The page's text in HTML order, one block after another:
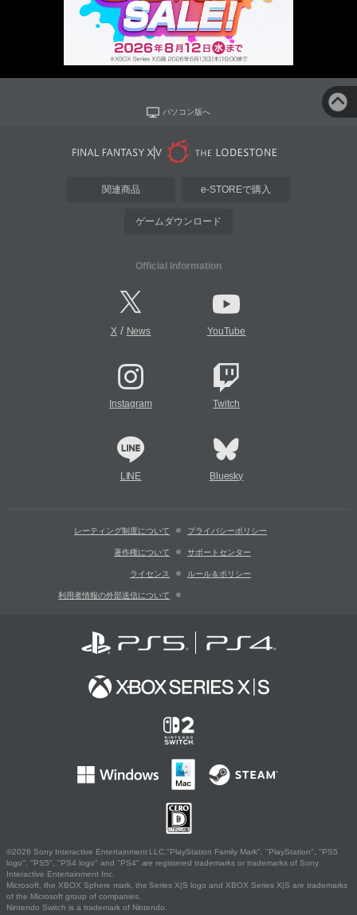
パソコン版へ
関連商品 e-STOREで購入
ゲームダウンロード
Official Information
X/ News YouTube
Instagram Twitch
LINE Bluesky
レーティング制度について プライバシーポリシー
著作権について サポートセンター
ライセンス ルール＆ポリシー
利用者情報の外部送信について
©2026 Sony Interactive Entertainment LLC."PlayStation Family Mark", "PlayStation", "PS5
logo", "PS5", "PS4 logo" and "PS4" are registered trademarks or trademarks of Sony
Interactive Entertainment Inc.
Microsoft, the XBOX Sphere mark, the Series X|S logo and XBOX Series X|S are trademarks
of the Microsoft group of companies.
Nintendo Switch is a trademark of Nintendo.